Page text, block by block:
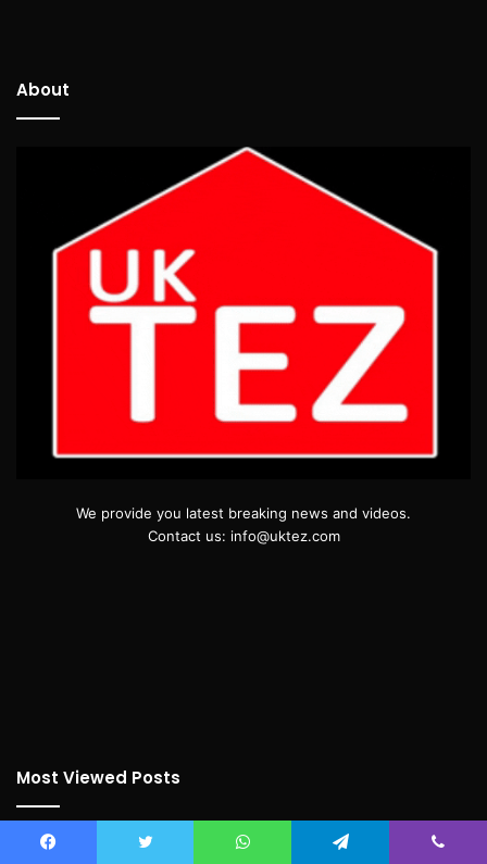
About
We provide you latest breaking news and videos.
Contact us: info@uktez.com
Most Viewed Posts
September 19, 2018
सदन में बढ़ती महंगाई का मुद्दा गूंजा,कांग्रेस विधायकों का